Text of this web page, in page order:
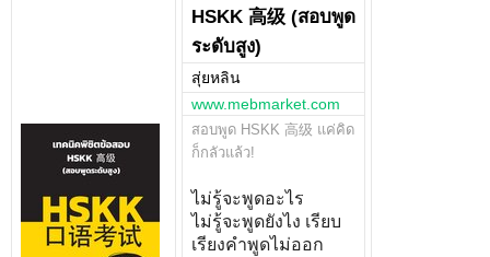
HSKK 高级 (สอบพูด
ระดับสูง)
สุ่ยหลิน
www.mebmarket.com
สอบพูด HSKK 高级 แค่คิด
ก็กลัวแล้ว!
ไม่รู้จะพูดอะไร
ไม่รู้จะพูดยังไง เรียบ
เรียงคำพูดไม่ออก